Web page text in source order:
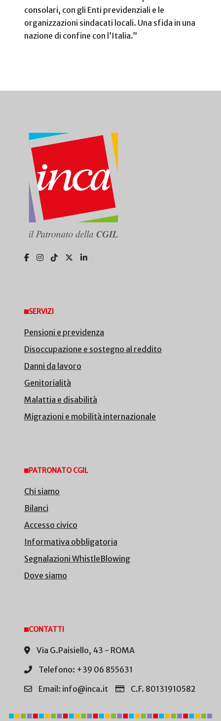
consolari, con gli Enti previdenziali e le
organizzazioni sindacati locali. Una sfida in una
nazione di confine con l’Italia.”
SERVIZI
Pensioni e previdenza
Disoccupazione e sostegno al reddito
Danni da lavoro
Genitorialità
Malattia e disabilità
Migrazioni e mobilità internazionale
PATRONATO CGIL
Chi siamo
Bilanci
Accesso civico
Informativa obbligatoria
Segnalazioni WhistleBlowing
Dove siamo
CONTATTI
Via G.Paisiello, 43 - ROMA
Telefono: +39 06 855631
Email: info@inca.it
C.F. 80131910582